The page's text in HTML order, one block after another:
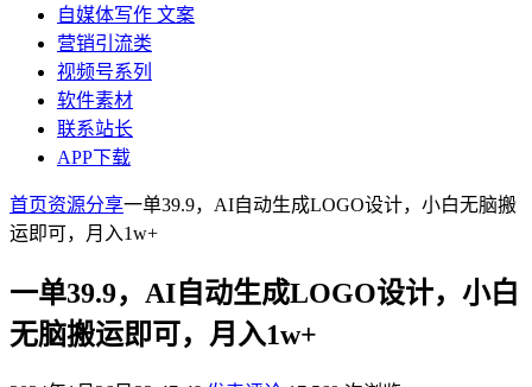
自媒体写作 文案
营销引流类
视频号系列
软件素材
联系站长
APP下载
首页资源分享一单39.9，AI自动生成LOGO设计，小白无脑搬
运即可，月入1w+
一单39.9，AI自动生成LOGO设计，小白
无脑搬运即可，月入1w+